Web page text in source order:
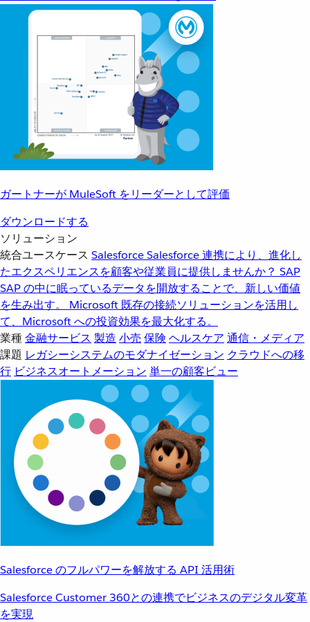
ガートナーが MuleSoft をリーダーとして評価
ダウンロードする
ソリューション
統合ユースケース SalesforceSalesforce 連携により、進化し
たエクスペリエンスを顧客や従業員に提供しませんか？ SAP
SAP の中に眠っているデータを開放することで、新しい価値
を生み出す。
Microsoft 既存の接続ソリューションを活用し
て、Microsoft への投資効果を最大化する。
業種金融サービス 製造 小売 保険 ヘルスケア 通信・メディア
課題 レガシーシステムのモダナイゼーション クラウドへの移
行 ビジネスオートメーション 単一の顧客ビュー
Salesforce のフルパワーを解放する API 活用術
Salesforce Customer 360との連携でビジネスのデジタル変革
を実現